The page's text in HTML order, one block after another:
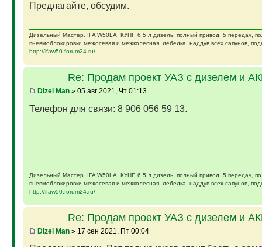
Предлагайте, обсудим.
Дизельный Мастер. IFA W50LA, КУНГ, 6,5 л дизель, полный привод, 5 передач,
пневмоблокировки межосевая и межколесная, лебедка, наддув всех сапунов,
http://ifaw50.forum24.ru/
Re: Продам проект УАЗ с дизелем и
Dizel Man» 05 авг 2021, Чт 01:13
Телефон для связи: 8 906 056 59 13.
Дизельный Мастер. IFA W50LA, КУНГ, 6,5 л дизель, полный привод, 5 передач,
пневмоблокировки межосевая и межколесная, лебедка, наддув всех сапунов,
http://ifaw50.forum24.ru/
Re: Продам проект УАЗ с дизелем и
Dizel Man» 17 сен 2021, Пт 00:04